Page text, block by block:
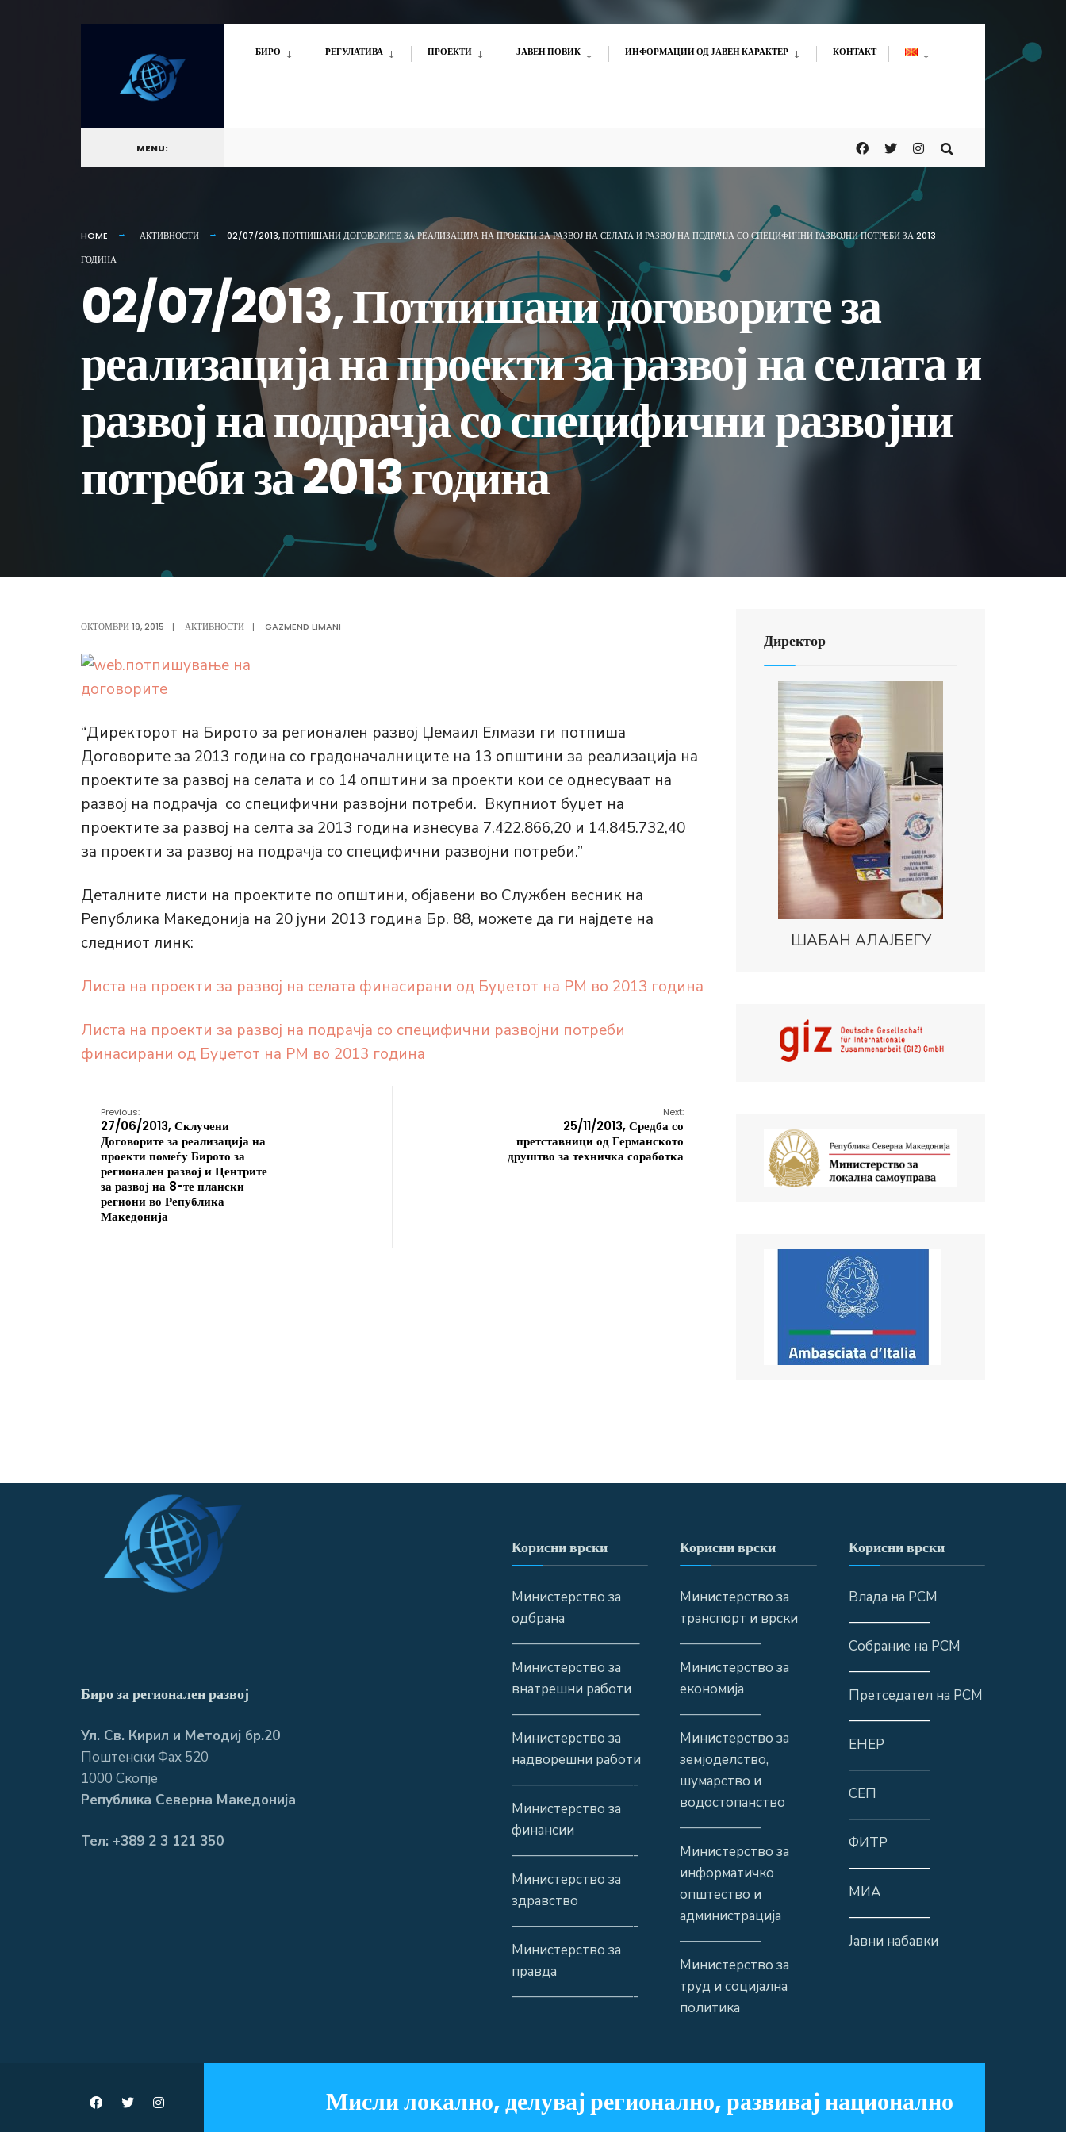
content
БИРО РЕГУЛАТИВА ПРОЕКТИ ЈАВЕН ПОВИК ИНФОРМАЦИИ ОД ЈАВЕН КАРАКТЕР КОНТАКТ
MENU:
HOME АКТИВНОСТИ
02/07/2013, ПОТПИШАНИ ДОГОВОРИТЕ ЗА РЕАЛИЗАЦИЈА НА ПРОЕКТИ ЗА РАЗВОЈ НА СЕЛАТА И РАЗВОЈ НА ПОДРАЧЈА СО СПЕЦИФИЧНИ РАЗВОЈНИ ПОТРЕБИ ЗА 2013
ГОДИНА
02/07/2013, Потпишани договорите за
реализација на проекти за развој на селата и
развој на подрачја со специфични развојни
потреби за 2013 година
ОКТОМВРИ 19, 2015 | АКТИВНОСТИ | GAZMEND LIMANI
“Директорот на Бирото за регионален развој Џемаил Елмази ги потпиша
Договорите за 2013 година со градоначалниците на 13 општини за реализација на
проектите за развој на селата и со 14 општини за проекти кои се однесуваат на
развој на подрачја со специфични развојни потреби. Вкупниот буџет на
проектите за развој на селта за 2013 година изнесува 7.422.866,20 и 14.845.732,40
за проекти за развој на подрачја со специфични развојни потреби.”
Деталните листи на проектите по општини, објавени во Службен весник на
Република Македонија на 20 јуни 2013 година Бр. 88, можете да ги најдете на
следниот линк:
Листа на проекти за развој на селата финасирани од Буџетот на РМ во 2013 година
Листа на проекти за развој на подрачја со специфични развојни потреби
финасирани од Буџетот на РМ во 2013 година
Previous:
27/06/2013, Склучени
Договорите за реализација на
проекти помеѓу Бирото за
регионален развој и Центрите
за развој на 8-те плански
региони во Република
Македонија
Next:
25/11/2013, Средба со
претставници од Германското
друштво за техничка соработка
Директор
ШАБАН АЛАЈБЕГУ
Биро за регионален развој
Ул. Св. Кирил и Методиј бр.20
Поштенски Фах 520
1000 Скопје
Република Северна Македонија
Тел: +389 2 3 121 350
Корисни врски
Министерство за
одбрана
—————————–
Министерство за
внатрешни работи
—————————–
Министерство за
надворешни работи
—————————-
Министерство за
финансии
—————————-
Министерство за
здравство
—————————-
Министерство за
правда
—————————-
Корисни врски
Министерство за
транспорт и врски
——————
Министерство за
економија
——————
Министерство за
земјоделство,
шумарство и
водостопанство
——————
Министерство за
информатичко
општество и
администрација
——————
Министерство за
труд и социјална
политика
Корисни врски
Влада на РСМ
——————
Собрание на РСМ
——————
Претседател на РСМ
——————
ЕНЕР
——————
СЕП
——————
ФИТР
——————
МИА
——————
Јавни набавки
Мисли локално, делувај регионално, развивај национално